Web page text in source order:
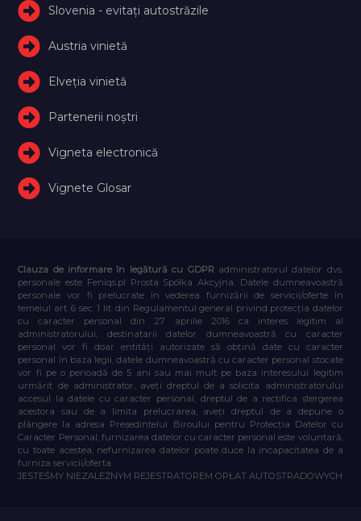
Slovenia - evitați autostrăzile
Austria vinietă
Elveţia vinietă
Partenerii noștri
Vigneta electronică
Vignete Glosar
Clauza de informare în legătură cu GDPR administratorul datelor dvs.
personale este Feniqs.pl Prosta Spółka Akcyjna. Datele dumneavoastră
personale vor fi prelucrate în vederea furnizării de servicii/oferte în
temeiul art. 6 sec. 1 lit. din Regulamentul general privind protecția datelor
cu caracter personal din 27 aprilie 2016 ca interes legitim al
administratorului, destinatarii datelor dumneavoastră cu caracter
personal vor fi doar entități autorizate să obțină date cu caracter
personal în baza legii, datele dumneavoastră cu caracter personal stocate
vor fi pe o perioadă de 5 ani sau mai mult pe baza interesului legitim
urmărit de administrator, aveți dreptul de a solicita administratorului
accesul la datele cu caracter personal, dreptul de a rectifica ștergerea
acestora sau de a limita prelucrarea, aveți dreptul de a depune o
plângere la adresa Președintelui Biroului pentru Protecția Datelor cu
Caracter Personal, furnizarea datelor cu caracter personal este voluntară,
cu toate acestea, nefurnizarea datelor poate duce la incapacitatea de a
furniza servicii/oferta.
JESTEŚMY NIEZALEŻNYM REJESTRATOREM OPŁAT AUTOSTRADOWYCH